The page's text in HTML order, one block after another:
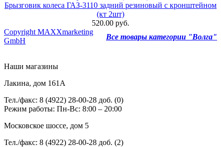
Брызговик колеса ГАЗ-3110 задний резиновый с кронштейном
(кт 2шт)
520.00 руб.
Все товары категории "Волга"
Copyright MAXXmarketing
GmbH
Наши магазины
Лакина, дом 161А
Тел./факс: 8 (4922) 28-00-28 доб. (0)
Режим работы: Пн-Вс: 8:00 – 20:00
Московское шоссе, дом 5
Тел./факс: 8 (4922) 28-00-28 доб. (2)